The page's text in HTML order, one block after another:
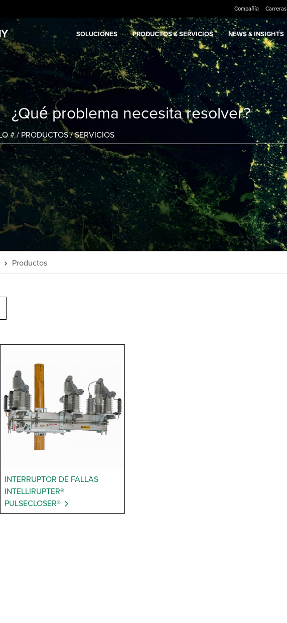
Compañía Carreras
SOLUCIONES PRODUCTOS & SERVICIOS NEWS & INSIGHTS
¿Qué problema necesita resolver?
Productos
INTERRUPTOR DE FALLAS
INTELLIRUPTER®
PULSECLOSER®